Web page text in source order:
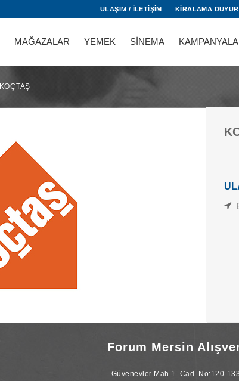
ULAŞIM / İLETİŞİM KİRALAMA
MAĞAZALAR YEMEK SİNEMA
KOÇTAŞ
Forum Mersin
Güvenevler Mah.1. Cad. No:120-